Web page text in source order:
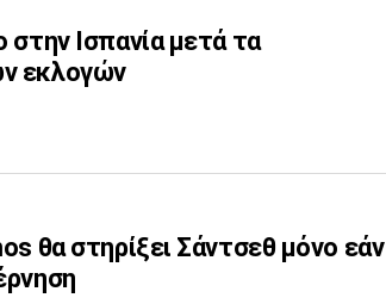
στην Ισπανία μετά τα
εκλογών
θα στηρίξει Σάντσεθ μόνο εάν